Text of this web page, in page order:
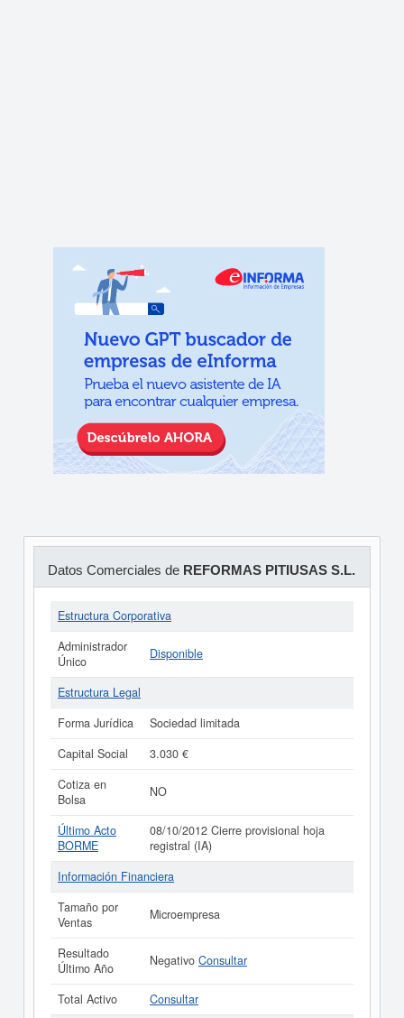
Datos Comerciales de REFORMAS PITIUSAS S.L.
Estructura Corporativa
Administrador
Único
Disponible
Estructura Legal
Forma Jurídica
Sociedad limitada
Capital Social
3.030 €
Cotiza en
Bolsa
NO
Último Acto
BORME
08/10/2012 Cierre provisional hoja
registral (IA)
Información Financiera
Tamaño por
Ventas
Microempresa
Resultado
Último Año
Negativo Consultar
Total Activo Consultar